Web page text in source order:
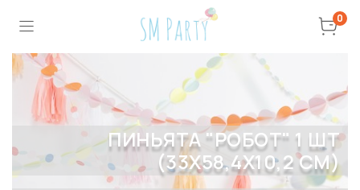
0
ПИНЬЯТА "РОБОТ" 1 ШТ
(33Х58,4Х10,2 СМ)